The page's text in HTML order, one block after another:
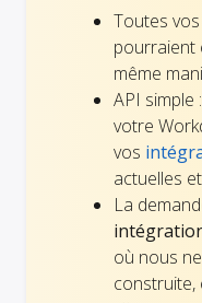
Toutes
pourraient
même
API simple
votre
vos
actuelles
La
où nous
construite,